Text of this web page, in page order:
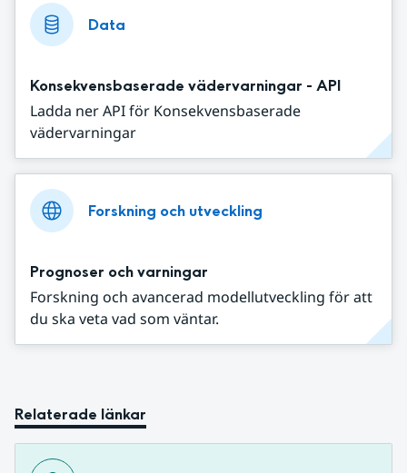
Data
Konsekvensbaserade vädervarningar - API
Ladda ner API för Konsekvensbaserade
vädervarningar
Forskning och utveckling
Prognoser och varningar
Forskning och avancerad modellutveckling för att
du ska veta vad som väntar.
Relaterade länkar